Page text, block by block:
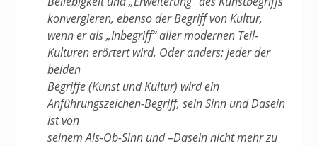
konvergieren, ebenso der Begriff von Kultur,
wenn er als „Inbegriff“ aller modernen Teil-
Kulturen erörtert wird. Oder anders: jeder der
beiden
Begriffe (Kunst und Kultur) wird ein
Anführungszeichen-Begriff, sein Sinn und Dasein
ist von
seinem Als-Ob-Sinn und –Dasein nicht mehr zu